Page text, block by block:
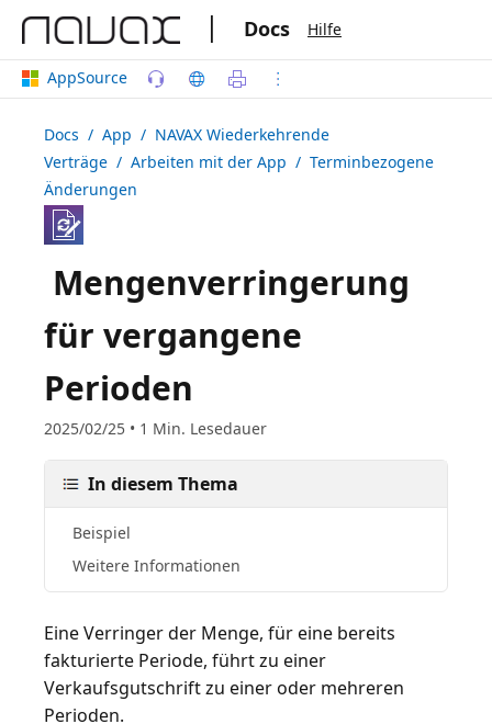
| Docs Hilfe
AppSource
Docs / App / NAVAX Wiederkehrende
Verträge / Arbeiten mit der App / Terminbezogene
Änderungen
Mengenverringerung
für vergangene
Perioden
2025/02/25 • 1 Min. Lesedauer
In diesem Thema
Beispiel
Weitere Informationen
Eine Verringer der Menge, für eine bereits
fakturierte Periode, führt zu einer
Verkaufsgutschrift zu einer oder mehreren